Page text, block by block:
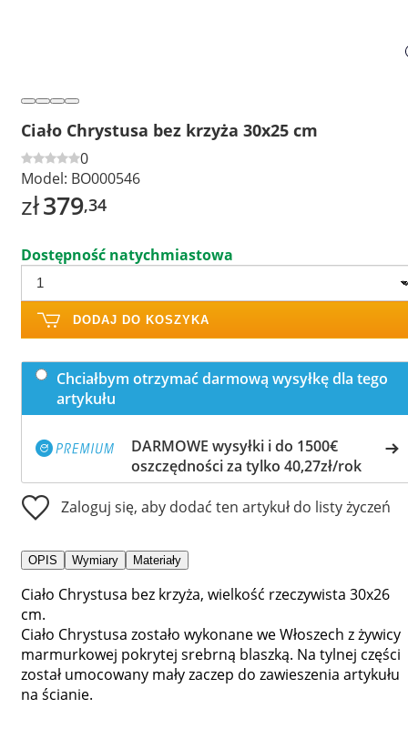
Ciało Chrystusa bez krzyża 30x25 cm
0
Model: BO000546
zł379,34
Dostępność natychmiastowa
DODAJ DO KOSZYKA
Chciałbym otrzymać darmową wysyłkę dla tego
artykułu
DARMOWE wysyłki i do 1500€
oszczędności za tylko 40,27zł/rok
Zaloguj się, aby dodać ten artykuł do listy życzeń
OPIS Wymiary Materiały
Ciało Chrystusa bez krzyża, wielkość rzeczywista 30x26
cm.
Ciało Chrystusa zostało wykonane we Włoszech z żywicy
marmurkowej pokrytej srebrną blaszką. Na tylnej części
został umocowany mały zaczep do zawieszenia artykułu
na ścianie.